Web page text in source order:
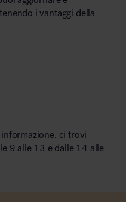
i vantaggi della
ci trovi
9 alle 13 e dalle 14 alle